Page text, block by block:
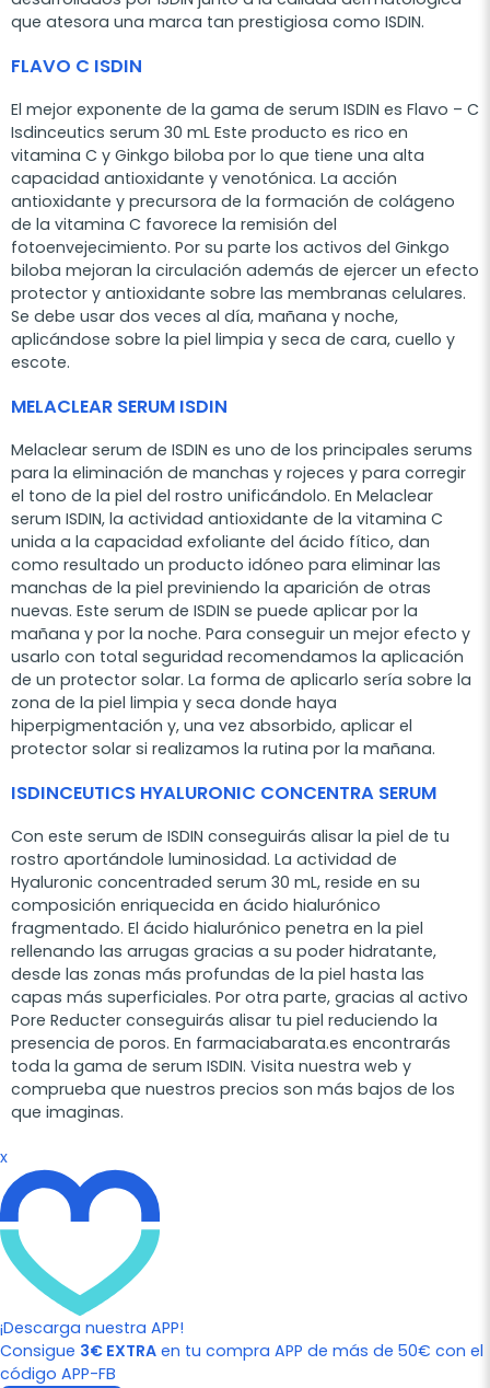
que atesora una marca tan prestigiosa como ISDIN.
FLAVO C ISDIN
El mejor exponente de la gama de serum ISDIN es Flavo – C
Isdinceutics serum 30 mL Este producto es rico en
vitamina C y Ginkgo biloba por lo que tiene una alta
capacidad antioxidante y venotónica. La acción
antioxidante y precursora de la formación de colágeno
de la vitamina C favorece la remisión del
fotoenvejecimiento. Por su parte los activos del Ginkgo
biloba mejoran la circulación además de ejercer un efecto
protector y antioxidante sobre las membranas celulares.
Se debe usar dos veces al día, mañana y noche,
aplicándose sobre la piel limpia y seca de cara, cuello y
escote.
MELACLEAR SERUM ISDIN
Melaclear serum de ISDIN es uno de los principales serums
para la eliminación de manchas y rojeces y para corregir
el tono de la piel del rostro unificándolo. En Melaclear
serum ISDIN, la actividad antioxidante de la vitamina C
unida a la capacidad exfoliante del ácido fítico, dan
como resultado un producto idóneo para eliminar las
manchas de la piel previniendo la aparición de otras
nuevas. Este serum de ISDIN se puede aplicar por la
mañana y por la noche. Para conseguir un mejor efecto y
usarlo con total seguridad recomendamos la aplicación
de un protector solar. La forma de aplicarlo sería sobre la
zona de la piel limpia y seca donde haya
hiperpigmentación y, una vez absorbido, aplicar el
protector solar si realizamos la rutina por la mañana.
ISDINCEUTICS HYALURONIC CONCENTRA SERUM
Con este serum de ISDIN conseguirás alisar la piel de tu
rostro aportándole luminosidad. La actividad de
Hyaluronic concentraded serum 30 mL, reside en su
composición enriquecida en ácido hialurónico
fragmentado. El ácido hialurónico penetra en la piel
rellenando las arrugas gracias a su poder hidratante,
desde las zonas más profundas de la piel hasta las
capas más superficiales. Por otra parte, gracias al activo
Pore Reducter conseguirás alisar tu piel reduciendo la
presencia de poros. En farmaciabarata.es encontrarás
toda la gama de serum ISDIN. Visita nuestra web y
comprueba que nuestros precios son más bajos de los
que imaginas.
x
¡Descarga nuestra APP!
Consigue 3€ EXTRA en tu compra APP de más de 50€ con el
código APP-FB